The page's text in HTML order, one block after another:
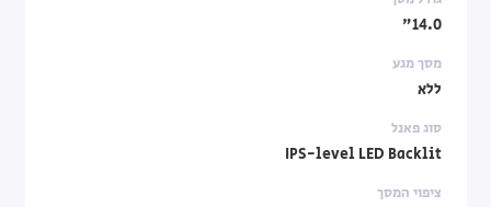
14.0"
מסך מגע
ללא
סוג פאנל
IPS-level LED Backlit
ציפוי המסך